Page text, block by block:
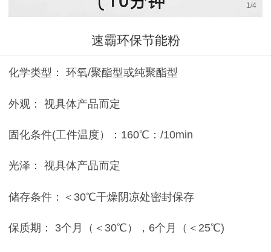
1 /4
速霸环保节能粉
化学类型： 环氧/聚酯型或纯聚酯型
外观： 视具体产品而定
固化条件(工件温度）：160℃：/10min
光泽： 视具体产品而定
储存条件：＜30℃干燥阴凉处密封保存
保质期： 3个月（＜30℃），6个月（＜25℃)